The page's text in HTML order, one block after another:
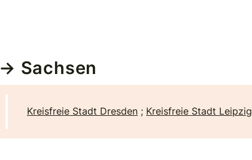
→ Sachsen
Kreisfreie Stadt Dresden ; Kreisfreie Stadt Leipzig